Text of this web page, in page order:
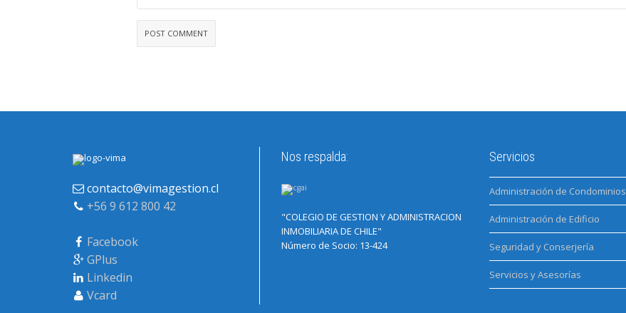
contacto@vimagestion.cl
+56 9 612 800 42
Facebook
GPlus
Linkedin
Vcard
Nos respalda:
"COLEGIO DE GESTION Y ADMINISTRACION
INMOBILIARIA DE CHILE"
Número de Socio: 13-424
Servicios
Administración de Condominios
Administración de Edificio
Seguridad y Conserjería
Servicios y Asesorías